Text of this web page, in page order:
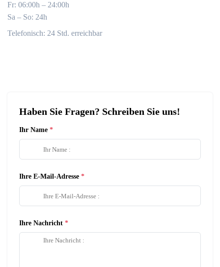
Fr: 06:00h – 24:00h
Sa – So: 24h
Telefonisch: 24 Std. erreichbar
Haben Sie Fragen? Schreiben Sie uns!
Ihr Name
Ihre E-Mail-Adresse
Ihre Nachricht